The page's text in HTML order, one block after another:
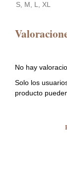
S, M, L, XL
No hay
Solo los
producto